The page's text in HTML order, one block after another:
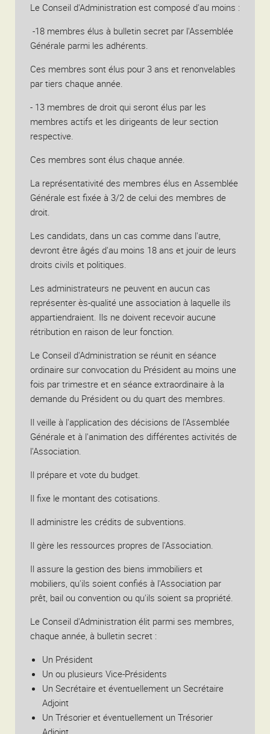
Le Conseil d'Administration est composé d'au moins :
-18 membres élus à bulletin secret par l'Assemblée
Générale parmi les adhérents.
Ces membres sont élus pour 3 ans et renonvelables
par tiers chaque année.
- 13 membres de droit qui seront élus par les
membres actifs et les dirigeants de leur section
respective.
Ces membres sont élus chaque année.
La représentativité des membres élus en Assemblée
Générale est fixée à 3/2 de celui des membres de
droit.
Les candidats, dans un cas comme dans l'autre,
devront être âgés d'au moins 18 ans et jouir de leurs
droits civils et politiques.
Les administrateurs ne peuvent en aucun cas
représenter ès-qualité une association à laquelle ils
appartiendraient. Ils ne doivent recevoir aucune
rétribution en raison de leur fonction.
Le Conseil d'Administration se réunit en séance
ordinaire sur convocation du Président au moins une
fois par trimestre et en séance extraordinaire à la
demande du Président ou du quart des membres.
Il veille à l'application des décisions de l'Assemblée
Générale et à l'animation des différentes activités de
l'Association.
Il prépare et vote du budget.
Il fixe le montant des cotisations.
Il administre les crédits de subventions.
Il gère les ressources propres de l'Association.
Il assure la gestion des biens immobiliers et
mobiliers, qu'ils soient confiés à l'Association par
prêt, bail ou convention ou qu'ils soient sa propriété.
Le Conseil d'Administration élit parmi ses membres,
chaque année, à bulletin secret :
Un Président
Un ou plusieurs Vice-Présidents
Un Secrétaire et éventuellement un Secrétaire
Adjoint
Un Trésorier et éventuellement un Trésorier
Adjoint